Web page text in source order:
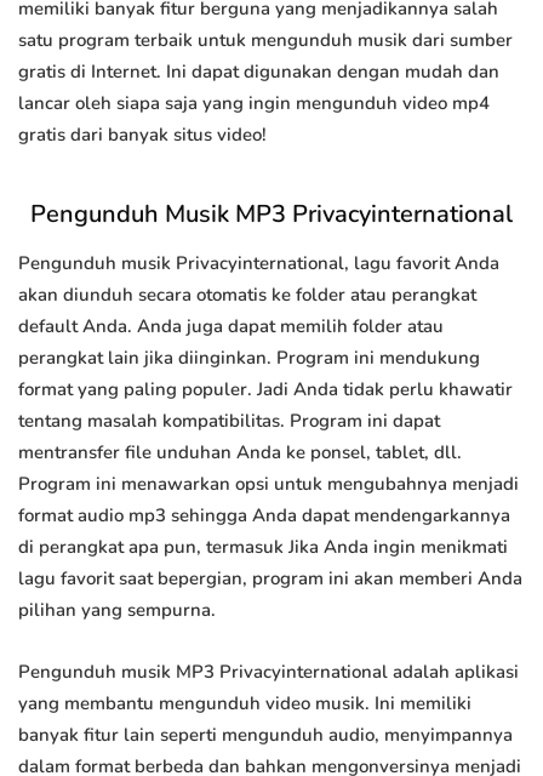
memiliki banyak fitur berguna yang menjadikannya salah
satu program terbaik untuk mengunduh musik dari sumber
gratis di Internet. Ini dapat digunakan dengan mudah dan
lancar oleh siapa saja yang ingin mengunduh video mp4
gratis dari banyak situs video!
Pengunduh Musik MP3 Privacyinternational
Pengunduh musik Privacyinternational, lagu favorit Anda
akan diunduh secara otomatis ke folder atau perangkat
default Anda. Anda juga dapat memilih folder atau
perangkat lain jika diinginkan. Program ini mendukung
format yang paling populer. Jadi Anda tidak perlu khawatir
tentang masalah kompatibilitas. Program ini dapat
mentransfer file unduhan Anda ke ponsel, tablet, dll.
Program ini menawarkan opsi untuk mengubahnya menjadi
format audio mp3 sehingga Anda dapat mendengarkannya
di perangkat apa pun, termasuk Jika Anda ingin menikmati
lagu favorit saat bepergian, program ini akan memberi Anda
pilihan yang sempurna.
Pengunduh musik MP3 Privacyinternational adalah aplikasi
yang membantu mengunduh video musik. Ini memiliki
banyak fitur lain seperti mengunduh audio, menyimpannya
dalam format berbeda dan bahkan mengonversinya menjadi